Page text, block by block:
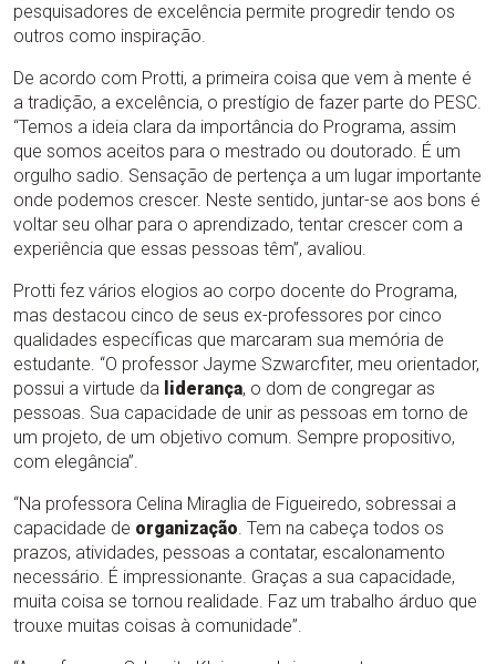
pesquisadores de excelência permite progredir tendo os
outros como inspiração.
De acordo com Protti, a primeira coisa que vem à mente é
a tradição, a excelência, o prestígio de fazer parte do PESC.
“Temos a ideia clara da importância do Programa, assim
que somos aceitos para o mestrado ou doutorado. É um
orgulho sadio. Sensação de pertença a um lugar importante
onde podemos crescer. Neste sentido, juntar-se aos bons é
voltar seu olhar para o aprendizado, tentar crescer com a
experiência que essas pessoas têm”, avaliou.
Protti fez vários elogios ao corpo docente do Programa,
mas destacou cinco de seus ex-professores por cinco
qualidades específicas que marcaram sua memória de
estudante. “O professor Jayme Szwarcfiter, meu orientador,
possui a virtude da liderança, o dom de congregar as
pessoas. Sua capacidade de unir as pessoas em torno de
um projeto, de um objetivo comum. Sempre propositivo,
com elegância”.
“Na professora Celina Miraglia de Figueiredo, sobressai a
capacidade de organização. Tem na cabeça todos os
prazos, atividades, pessoas a contatar, escalonamento
necessário. É impressionante. Graças a sua capacidade,
muita coisa se tornou realidade. Faz um trabalho árduo que
trouxe muitas coisas à comunidade”.